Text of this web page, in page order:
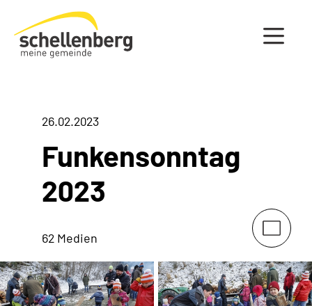
Gemeinde Schellenberg Startseite
26.02.2023
Funkensonntag
2023
62 Medien